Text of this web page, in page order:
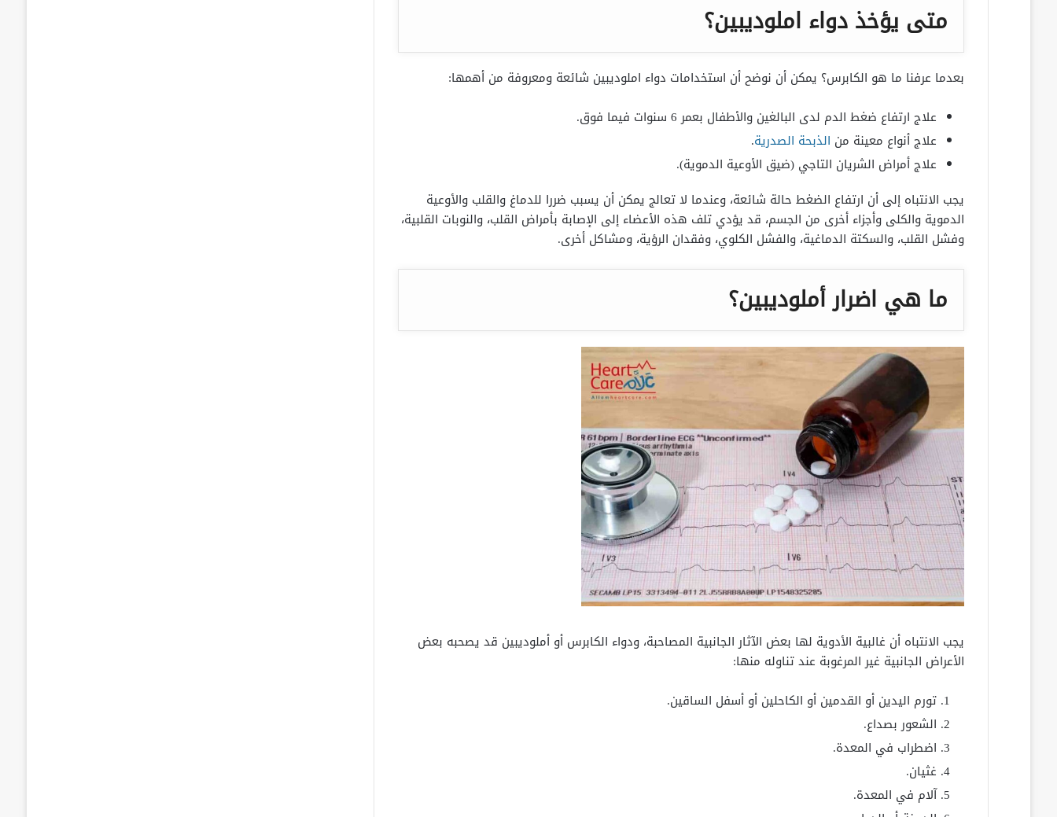
متى يؤخذ دواء املوديبين؟
بعدما عرفنا ما هو الكابرس؟ يمكن أن نوضح أن استخدامات دواء املوديبين شائعة ومعروفة من أهمها:
علاج ارتفاع ضغط الدم لدى البالغين والأطفال بعمر 6 سنوات فيما فوق.
علاج أنواع معينة من الذبحة الصدرية.
علاج أمراض الشريان التاجي (ضيق الأوعية الدموية).
يجب الانتباه إلى أن ارتفاع الضغط حالة شائعة، وعندما لا تعالج يمكن أن يسبب ضررا للدماغ والقلب والأوعية
الدموية والكلى وأجزاء أخرى من الجسم، قد يؤدي تلف هذه الأعضاء إلى الإصابة بأمراض القلب، والنوبات القلبية،
وفشل القلب، والسكتة الدماغية، والفشل الكلوي، وفقدان الرؤية، ومشاكل أخرى.
ما هي اضرار أملوديبين؟
يجب الانتباه أن غالبية الأدوية لها بعض الآثار الجانبية المصاحبة، ودواء الكابرس أو أملوديبين قد يصحبه بعض
الأعراض الجانبية غير المرغوبة عند تناوله منها:
تورم اليدين أو القدمين أو الكاحلين أو أسفل الساقين.
الشعور بصداع.
اضطراب في المعدة.
غثيان.
آلام في المعدة.